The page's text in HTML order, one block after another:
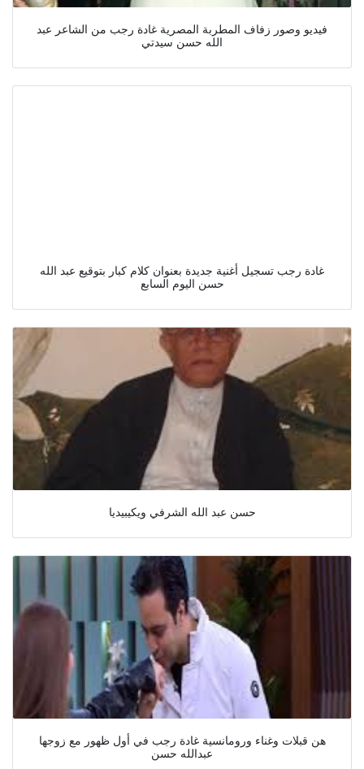
فيديو وصور زفاف المطربة المصرية غادة رجب من الشاعر عبد
الله حسن سيدتي
غادة رجب تسجيل أغنية جديدة بعنوان كلام كبار بتوقيع عبد الله
حسن اليوم السابع
حسن عبد الله الشرفي ويكيبيديا
هن قبلات وغناء ورومانسية غادة رجب في أول ظهور مع زوجها
عبدالله حسن